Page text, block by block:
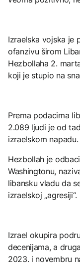
Izraelska vojska je
ofanzivu širom
Hezbollaha 2.
koji je stupio na
Prema podacima
2.089 ljudi je od
izraelskom napadu.
Hezbollah je
Washingtonu,
libansku vladu da
izraelskoj „agresiji“.
Izrael okupira
decenijama, a
2023. i novembru